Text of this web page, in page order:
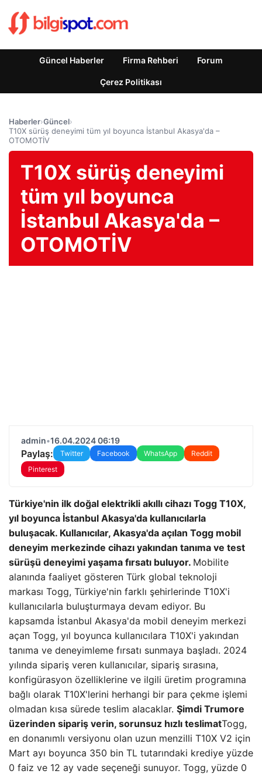
Güncel Haberler Firma Rehberi Forum
Çerez Politikası
Haberler›Güncel›
T10X sürüş deneyimi tüm yıl boyunca İstanbul Akasya'da –
OTOMOTİV
T10X sürüş deneyimi
tüm yıl boyunca
İstanbul Akasya'da –
OTOMOTİV
admin•16.04.2024 06:19
Paylaş: Twitter Facebook WhatsApp
Reddit
Pinterest
Türkiye'nin ilk doğal elektrikli akıllı cihazı Togg T10X,
yıl boyunca İstanbul Akasya'da kullanıcılarla
buluşacak. Kullanıcılar, Akasya'da açılan Togg mobil
deneyim merkezinde cihazı yakından tanıma ve test
sürüşü deneyimi yaşama fırsatı buluyor. Mobilite
alanında faaliyet gösteren Türk global teknoloji
markası Togg, Türkiye'nin farklı şehirlerinde T10X'i
kullanıcılarla buluşturmaya devam ediyor. Bu
kapsamda İstanbul Akasya'da mobil deneyim merkezi
açan Togg, yıl boyunca kullanıcılara T10X'i yakından
tanıma ve deneyimleme fırsatı sunmaya başladı. 2024
yılında sipariş veren kullanıcılar, sipariş sırasına,
konfigürasyon özelliklerine ve ilgili üretim programına
bağlı olarak T10X'lerini herhangi bir para çekme işlemi
olmadan kısa sürede teslim alacaklar. Şimdi Trumore
üzerinden sipariş verin, sorunsuz hızlı teslimatTogg,
en donanımlı versiyonu olan uzun menzilli T10X V2 için
Mart ayı boyunca 350 bin TL tutarındaki krediye yüzde
0 faiz ve 12 ay vade seçeneği sunuyor. Togg, yüzde 0